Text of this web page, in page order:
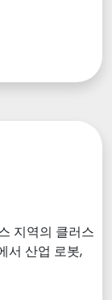
지역의 클러스
서 산업 로봇,